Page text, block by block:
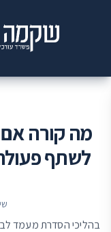
מה קורה אם
לשתף
בהליכי הסדרת מעמד